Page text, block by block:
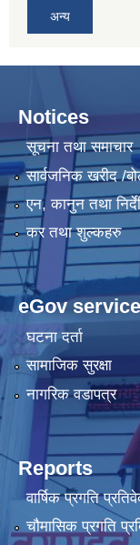
अन्य
Notices
सूचना तथा समाचार
सार्वजनिक खरीद /
एन, कानुन तथा
कर तथा शुल्कहरु
eGov
घटना दर्ता
सामाजिक सुरक्षा
नागरिक वडापत्र
Reports
वार्षिक प्रगति
चौमासिक प्रगति